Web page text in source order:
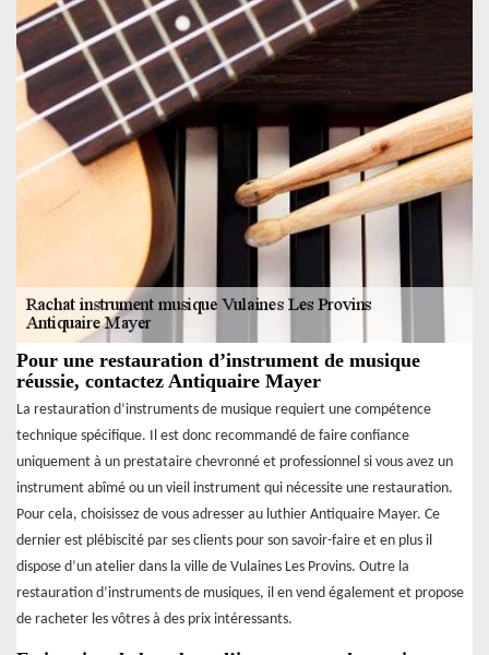
Pour une restauration d’instrument de musique
réussie, contactez Antiquaire Mayer
La restauration d’instruments de musique requiert une compétence
technique spécifique. Il est donc recommandé de faire confiance
uniquement à un prestataire chevronné et professionnel si vous avez un
instrument abîmé ou un vieil instrument qui nécessite une restauration.
Pour cela, choisissez de vous adresser au luthier Antiquaire Mayer. Ce
dernier est plébiscité par ses clients pour son savoir-faire et en plus il
dispose d’un atelier dans la ville de Vulaines Les Provins. Outre la
restauration d’instruments de musiques, il en vend également et propose
de racheter les vôtres à des prix intéressants.